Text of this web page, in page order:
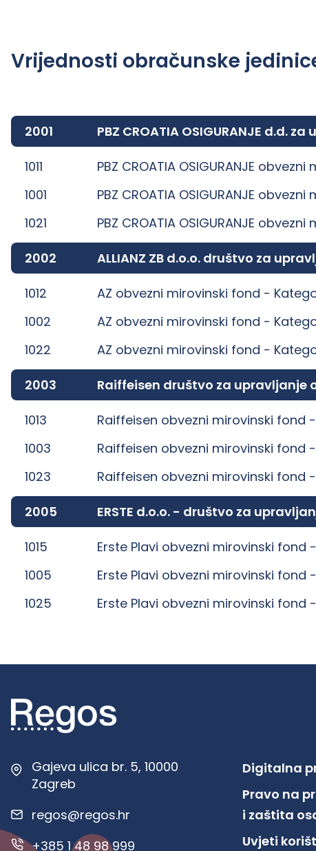
Vrijednosti obračunske
2001 PBZ CROATIA OSIGURANJE
1011 PBZ CROATIA OSIGURANJE
1001
PBZ CROATIA OSIGURANJE
1021
PBZ CROATIA OSIGURANJE
2002 ALLIANZ ZB d.o.o. društvo za
1012 AZ obvezni mirovinski fond -
1002
AZ obvezni mirovinski fond -
1022
AZ obvezni mirovinski fond -
2003 Raiffeisen društvo za
1013 Raiffeisen obvezni mirovinski fond -
1003
Raiffeisen obvezni mirovinski fond -
1023
Raiffeisen obvezni mirovinski fond -
2005 ERSTE d.o.o. - društvo za
1015 Erste Plavi obvezni mirovinski fond -
1005
Erste Plavi obvezni mirovinski fond -
1025
Erste Plavi obvezni mirovinski fond -
Gajeva ulica br. 5, 10000
Zagreb
regos@regos.hr
+385 1 48 98 999
Digitalna
Pravo na
i zaštita
Uvjeti